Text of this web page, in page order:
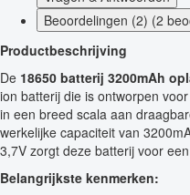
Beoordelingen (2) (2
Productbeschrijving
De 18650 batterij 3200mAh
ion batterij die is ontworpen
in een breed scala aan
werkelijke capaciteit van
3,7V zorgt deze batterij voor
Belangrijkste kenmerken: